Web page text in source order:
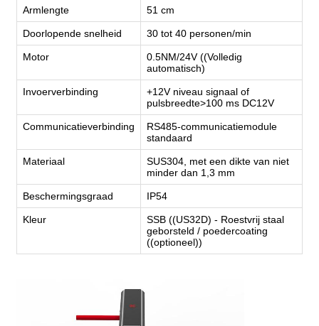
Armlengte 51 cm
Doorlopende snelheid 30 tot 40 personen/min
Motor
0.5NM/24V ((Volledig
automatisch)
Invoerverbinding
+12V niveau signaal of
pulsbreedte>100 ms DC12V
Communicatieverbinding
RS485-communicatiemodule
standaard
Materiaal
SUS304, met een dikte van niet
minder dan 1,3 mm
Beschermingsgraad IP54
Kleur
SSB ((US32D) - Roestvrij staal
geborsteld / poedercoating
((optioneel))